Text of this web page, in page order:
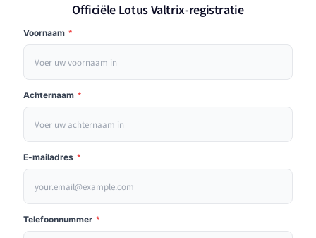
Officiële Lotus Valtrix-registratie
Voornaam *
Achternaam *
E-mailadres *
Telefoonnummer *